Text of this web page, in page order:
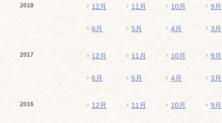
2018 12月 11月 10月 9月
6月 5月 4月 3月
2017 12月 11月 10月 9月
6月 5月 4月 3月
2016 12月 11月 10月 9月